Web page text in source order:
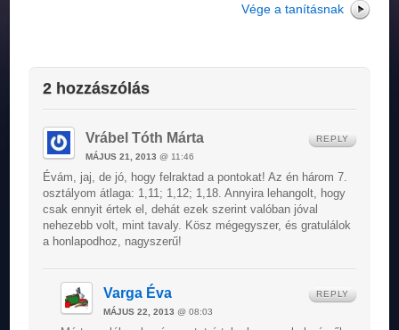
Vége a tanításnak
2 hozzászólás
Vrábel Tóth Márta
MÁJUS 21, 2013 @ 11:46
Évám, jaj, de jó, hogy felraktad a pontokat! Az én három 7.
osztályom átlaga: 1,11; 1,12; 1,18. Annyira lehangolt, hogy
csak ennyit értek el, dehát ezek szerint valóban jóval
nehezebb volt, mint tavaly. Kösz mégegyszer, és gratulálok
a honlapodhoz, nagyszerű!
REPLY
Varga Éva
MÁJUS 22, 2013 @ 08:03
REPLY